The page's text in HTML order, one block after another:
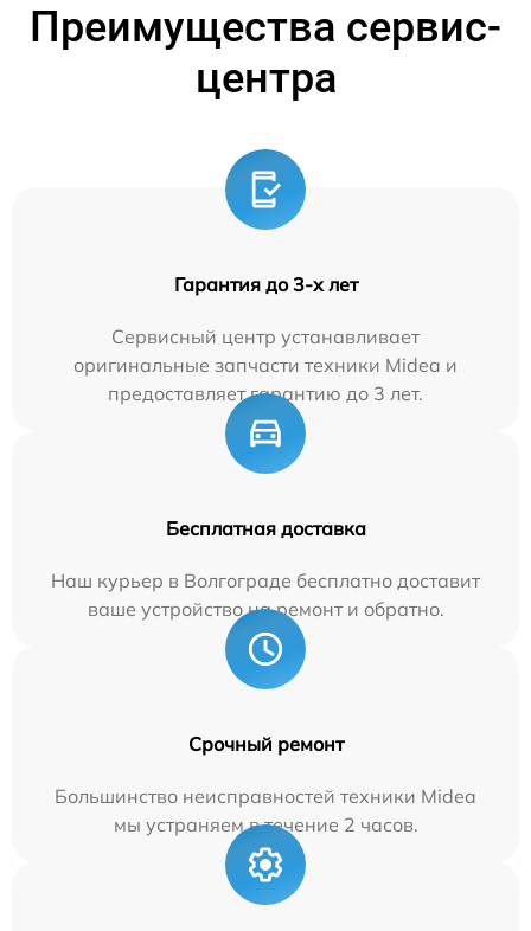
Преимущества сервис-
центра
Гарантия до 3-х лет
Сервисный центр устанавливает
оригинальные запчасти техники Midea и
предоставляет гарантию до 3 лет.
Бесплатная доставка
Наш курьер в Волгограде бесплатно доставит
ваше устройство на ремонт и обратно.
Срочный ремонт
Большинство неисправностей техники Midea
мы устраняем в течение 2 часов.